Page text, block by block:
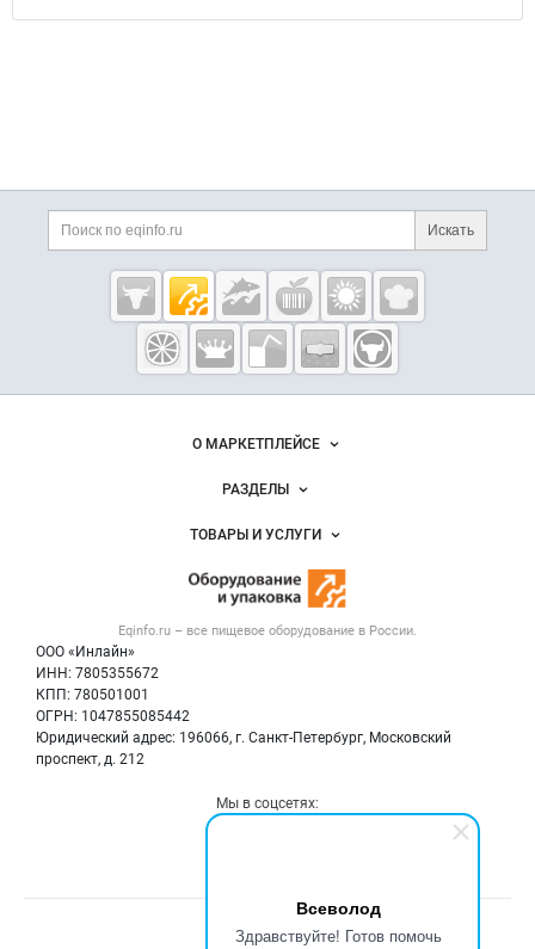
Всеволод
Здравствуйте! Готов помочь
Дополнительная информация
Поиск по сайту и
Искать
Cсылки на полезные проекты
Eqinfo.ru —
пищевое
оборудование
и упаковка
Важные разделы и контакты
Eqinfo.ru – все пищевое оборудование в России.
ООО «Инлайн»
ИНН: 7805355672
КПП: 780501001
ОГРН: 1047855085442
Юридический адрес: 196066, г. Санкт-Петербург, Московский
проспект, д. 212
Навигация по сайтуО МАРКЕТПЛЕЙСЕ
Новости Eqinfo.ru
Размещение рекламы
Публичная оферта
Контактная информация
Политика обработки персональных данных
РАЗДЕЛЫ
Объявления
Вакансии
ТОВАРЫ И УСЛУГИ
Оборудование для пищепрома
Тара и упаковка
Б/у оборудование
Мы в соцсетях:
Счетчики, авторское право, логотипы